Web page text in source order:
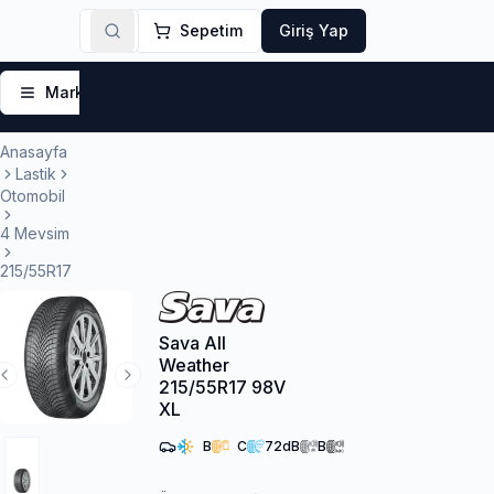
Sepetim Giriş Yap
Markalar
Anasayfa
Lastik
Otomobil
4 Mevsim
215/55R17
Next Slide
Previous Slide
Sava All
Weather
215/55R17 98V
XL
B C 72dB B